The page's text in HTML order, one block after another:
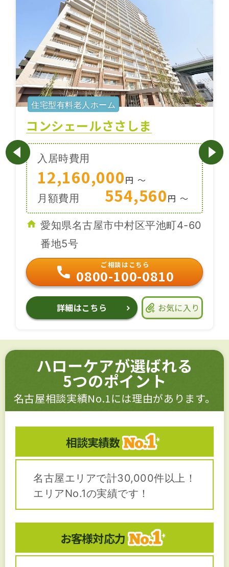
住宅型有料老人ホーム
コンシェールささしま
入居時費用
12,160,000円 〜
月額費用
554,560円 〜
愛知県名古屋市中村区平池町4-60
番地5号
ご相談はこちら
0800-100-0810
詳細はこちら お気に入り
ハローケアが選ばれる
5つのポイント
名古屋相談実績No.1には理由があります。
相談実績数
名古屋エリアで計30,000件以上！
エリアNo.1の実績です！
お客様対応力